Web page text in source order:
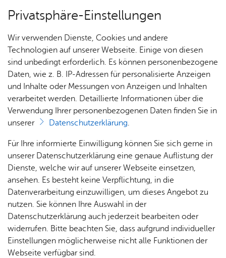
Über­sicht Bür­ger & Stadt
Rat­
haus &
Bür­
ger­
ser­vice
Rat­
häu­ser
& Orts­
ver­
wal­
Nach­
rich­
ten,
Vi­de­os
& Bil­
der
Me­di­
en­in­
for­ma­
tio­nen
Jobs
Stel­
len­an­
ge­bo­te
Aus­bil­
dung &
Stu­di­
um
Bauen
& Um­
welt
Geo­
da­ten
& 3D-
Stadt­
Ge­
sund­
heit &
kum
Ärzte &
Apo­
Pro­jek­te In­te­gra­ti­on
Vor­le­sen
Will­kom­men bei „Deutsch to
Go“
„Deutsch to Go“ kombiniert Bewegung,
Begegnung und Bildung. Verbessern Sie Ihre
Deutschkenntnisse, lernen Sie neue Leute
kennen und genießen Sie entspannte Treffen am
Bodenseeufer. Werden Sie Teil dieser tollen
Initiative!
Privatsphäre-Einstellungen
Wir verwenden Dienste, Cookies und andere
Technologien auf unserer Webseite. Einige von diesen
sind unbedingt erforderlich. Es können personenbezogene
Daten, wie z. B. IP-Adressen für personalisierte Anzeigen
und Inhalte oder Messungen von Anzeigen und Inhalten
verarbeitet werden. Detaillierte Informationen über die
Verwendung Ihrer personenbezogenen Daten finden Sie in
unserer
Datenschutzerklärung.
Für Ihre informierte Einwilligung können Sie sich gerne in
unserer Datenschutzerklärung eine genaue Auflistung der
Dienste, welche wir auf unserer Webseite einsetzen,
ansehen. Es besteht keine Verpflichtung, in die
Datenverarbeitung einzuwilligen, um dieses Angebot zu
nutzen. Sie können Ihre Auswahl in der
Datenschutzerklärung auch jederzeit bearbeiten oder
widerrufen. Bitte beachten Sie, dass aufgrund individueller
Einstellungen möglicherweise nicht alle Funktionen der
Webseite verfügbar sind.